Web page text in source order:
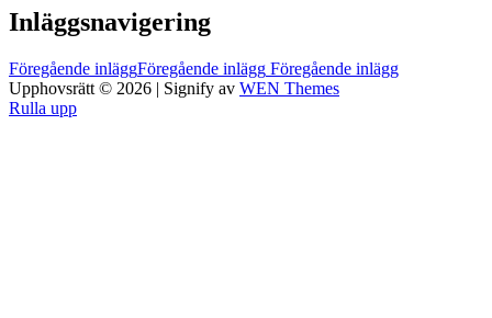
Inläggsnavigering
Föregående inläggFöregående inlägg Föregående inlägg
Upphovsrätt © 2026 | Signify av WEN Themes
Rulla upp